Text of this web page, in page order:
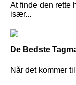
At finde den rette
især...
De Bedste
Når det kommer